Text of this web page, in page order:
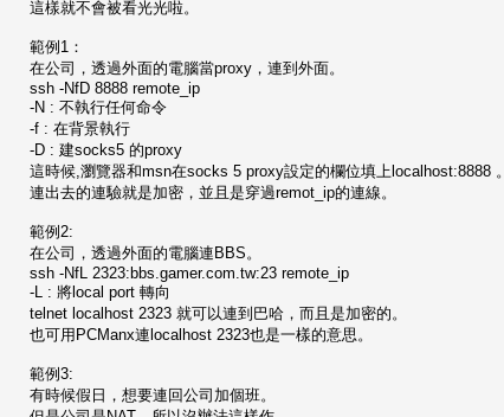
這樣就不會被看光光啦。
範例1：
在公司，透過外面的電腦當proxy，連到外面。
ssh -NfD 8888 remote_ip
-N : 不執行任何命令
-f : 在背景執行
-D : 建socks5 的proxy
這時候,瀏覽器和msn在socks 5 proxy設定的欄位填上localhost:8888 。
連出去的連驗就是加密，並且是穿過remot_ip的連線。
範例2:
在公司，透過外面的電腦連BBS。
ssh -NfL 2323:bbs.gamer.com.tw:23 remote_ip
-L : 將local port 轉向
telnet localhost 2323 就可以連到巴哈，而且是加密的。
也可用PCManx連localhost 2323也是一樣的意思。
範例3:
有時候假日，想要連回公司加個班。